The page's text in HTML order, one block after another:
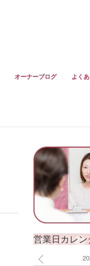
オーナーブログ よく
営業日カレン